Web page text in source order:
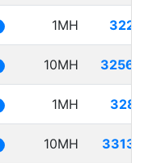
1MH
10MH
1MH
10MH